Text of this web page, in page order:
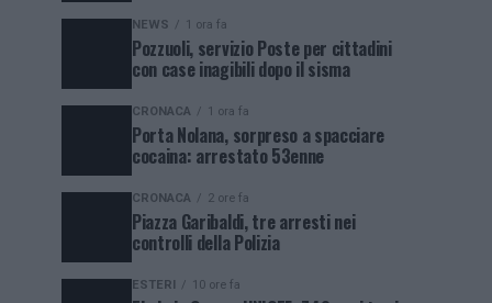
NEWS 1 ora fa
Pozzuoli, servizio Poste per cittadini
con case inagibili dopo il sisma
CRONACA 1 ora fa
Porta Nolana, sorpreso a spacciare
cocaina: arrestato 53enne
CRONACA 2 ore fa
Piazza Garibaldi, tre arresti nei
controlli della Polizia
ESTERI 10 ore fa